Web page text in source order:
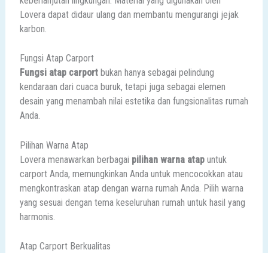
Lovera dapat didaur ulang dan membantu mengurangi jejak
karbon.
Fungsi Atap Carport
Fungsi atap carportbukan hanya sebagai pelindung
kendaraan dari cuaca buruk, tetapi juga sebagai elemen
desain yang menambah nilai estetika dan fungsionalitas rumah
Anda.
Pilihan Warna Atap
Lovera menawarkan berbagai pilihan warna atapuntuk
carport Anda, memungkinkan Anda untuk mencocokkan atau
mengkontraskan atap dengan warna rumah Anda. Pilih warna
yang sesuai dengan tema keseluruhan rumah untuk hasil yang
harmonis.
Atap Carport Berkualitas